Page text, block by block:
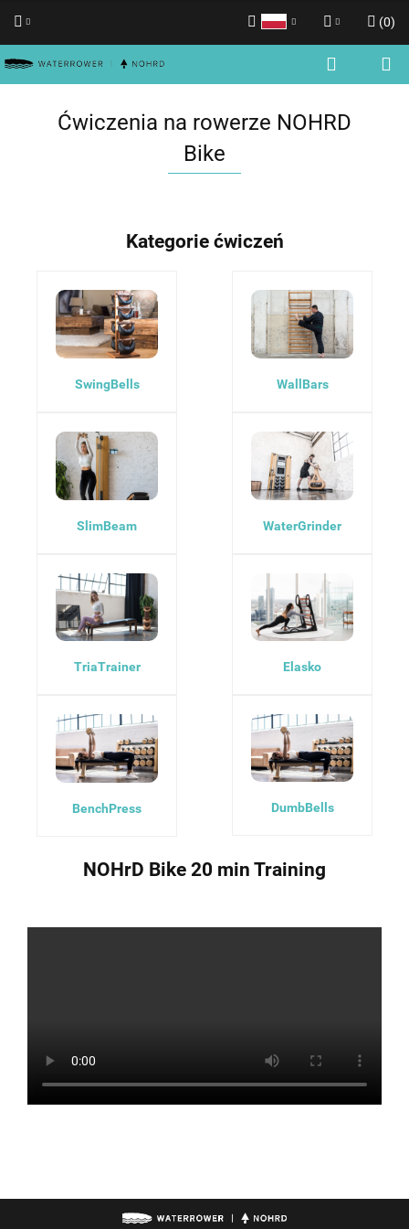
Zaloguj się
Dodaj zgłoszenie
(0)
Ćwiczenia na rowerze NOHRD
Bike
Kategorie ćwiczeń
SwingBells
SlimBeam
TriaTrainer
BenchPress
WallBars
WaterGrinder
Elasko
DumbBells
NOHrD Bike 20 min Training